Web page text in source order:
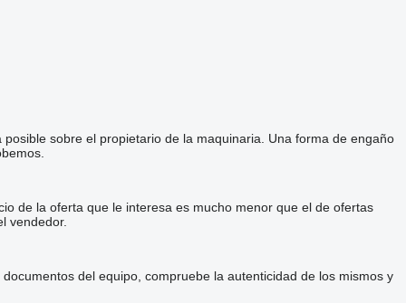
sobre el propietario de la maquinaria. Una forma de engaño
de la oferta que le interesa es mucho menor que el de ofertas
vendedor.
del equipo, compruebe la autenticidad de los mismos y